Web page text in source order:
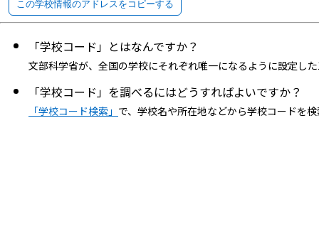
この学校情報のアドレスをコピーする
「学校コード」とはなんですか？
文部科学省が、全国の学校にそれぞれ唯一になるように設定し
「学校コード」を調べるにはどうすればよいですか？
「学校コード検索」 で、学校名や所在地などから学校コードを